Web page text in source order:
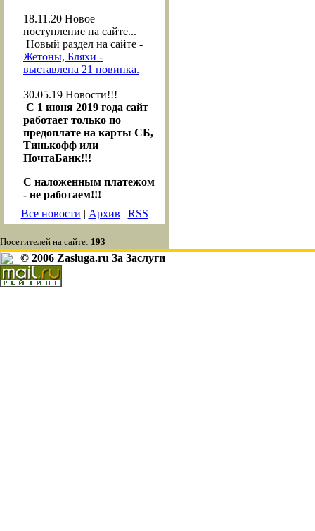
18.11.20 Новое
поступление на сайте...
Новый раздел на сайте -
Жетоны, Бляхи -
выставлена 21 новинка.
30.05.19 Новости!!!
С 1 июня 2019 года сайт
работает только по
предоплате на карты СБ,
Тинькофф или
ПочтаБанк!!!
С наложенным платежом
- не работаем!!!
Все новости | Архив | RSS
Посетителей на сайте: 193
© 2006 Zasluga.ru За Заслуги